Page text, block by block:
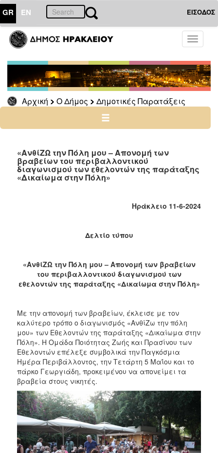
GR EN ΕΙΣΟΔΟΣ
Toggle
Αρχική Ο Δήμος Δημοτικές Παρατάξεις
ΔΗΜΟΣ
Δημοτικές
Παρατάξεις
Αρχείο
ΠΟΛΙΤΙΣΜΟΣ
«ΑνθίΖΩ την Πόλη μου – Απονομή των
βραβείων του περιβαλλοντικού
διαγωνισμού των εθελοντών της παράταξης
«Δικαίωμα στην Πόλη»
Ηράκλειο 11-6-2024
Δελτίο τύπου
«ΑνθίΖΩ την Πόλη μου – Απονομή των βραβείων
του περιβαλλοντικού διαγωνισμού των
εθελοντών της παράταξης «Δικαίωμα στην Πόλη»
Με την απονομή των βραβείων, έκλεισε με τον
καλύτερο τρόπο ο διαγωνισμός «ΑνθίΖω την πόλη
μου» των Εθελοντών της παράταξης «Δικαίωμα στην
Πόλη». Η Ομάδα Ποιότητας Ζωής και Πρασίνου των
Εθελοντών επέλεξε συμβολικά την Παγκόσμια
Ημέρα Περιβάλλοντος, την Τετάρτη 5 Μαΐου και το
πάρκο Γεωργιάδη, προκειμένου να απονείμει τα
βραβεία στους νικητές.